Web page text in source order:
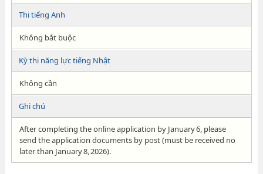
Thi tiếng Anh
Không bắt buộc
Kỳ thi năng lực tiếng Nhật
Không cần
Ghi chú
After completing the online application by January 6, please
send the application documents by post (must be received no
later than January 8, 2026).